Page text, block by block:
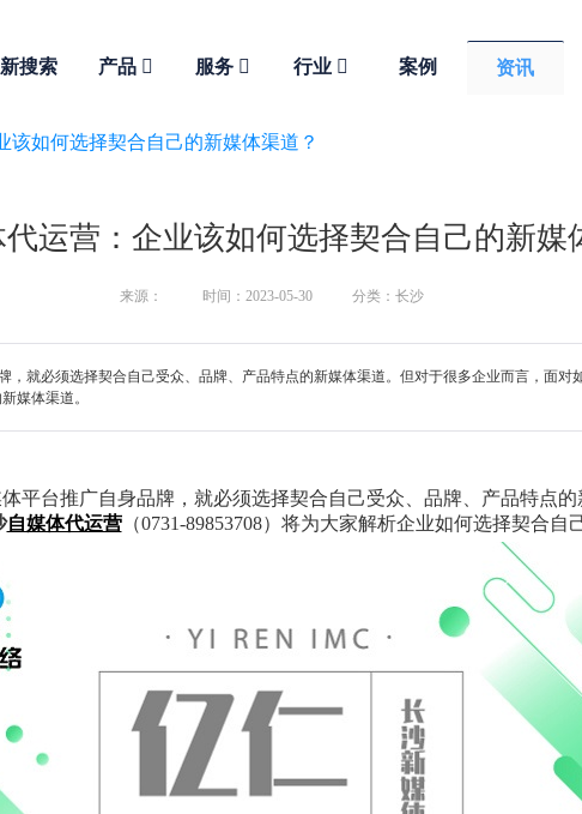
新搜索 产品 服务 行业 案例 资讯
运营：企业该如何选择契合自己的新媒
来源： 时间：2023-05-30 分类：长沙
就必须选择契合自己受众、品牌、产品特点的新媒体渠道。但对于很多企业而言，面
媒体渠道。
平台推广自身品牌，就必须选择契合自己受众、品牌、产品特点
自媒体代运营（0731-89853708）将为大家解析企业如何选择契合自
该如何选择契合自己的新媒体渠道？